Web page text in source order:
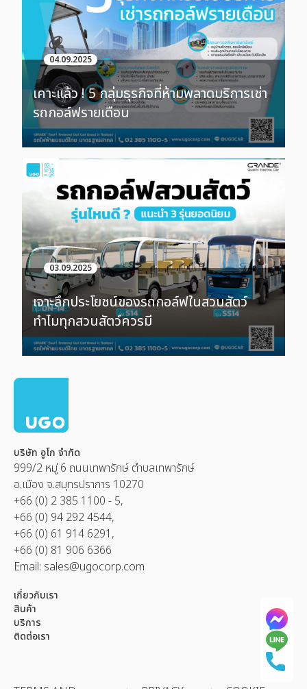
04.09.2025
เคาะแล้ว ! 5 กลุ่มธุรกิจที่ห้ามพลาดบริการเช่า
รถกอล์ฟรายเดือน
03.09.2025
เจาะลึกประโยชน์ของรถกอล์ฟในสวนสัตว์
ทำไมทุกสวนสัตว์ควรมี
บริษัท อูโก จำกัด
999/2 หมู่ 6 ถนนเทพารักษ์ ตำบลเทพารักษ์
อ.เมือง จ.สมุทรปราการ 10270
+66 (0) 2 385 1100 - 5,
+66 (0) 94 292 4544,
+66 (0) 61 914 6291,
+66 (0) 81 906 6366
Email: sales@ugocorp.com
เกี่ยวกับเรา
สินค้า
บริการ
ติดต่อเรา